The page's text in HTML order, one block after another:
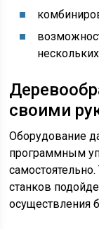
своими
Оборудование
программным
станков
осуществления